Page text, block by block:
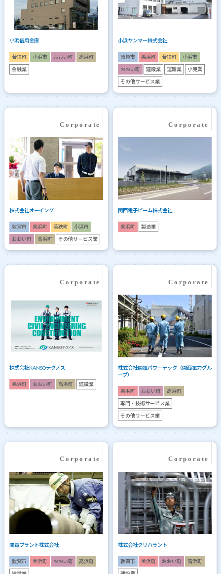
小浜信用金庫
若狭町 小浜市 おおい町 高浜町
金融業
小浜ヤンマー株式会社
敦賀市 美浜町 若狭町 小浜市
おおい町 建設業 運輸業 小売業
その他サービス業
株式会社オーイング
敦賀市 美浜町 若狭町 小浜市
おおい町 高浜町 その他サービス業
関西電子ビーム株式会社
美浜町 製造業
株式会社KANSOテクノス
美浜町 おおい町 高浜町 建設業
株式会社関電パワーテック（関西電力グル
ープ）
美浜町 おおい町 高浜町
専門・技術サービス業
その他サービス業
関電プラント株式会社
敦賀市 美浜町 おおい町 高浜町
株式会社クリハラント
敦賀市 美浜町 おおい町 高浜町